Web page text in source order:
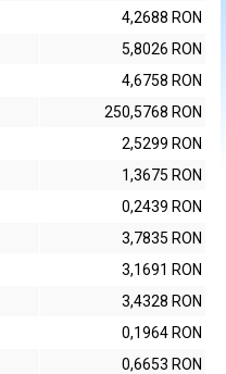
4,2688 RON
5,8026 RON
4,6758 RON
250,5768 RON
2,5299 RON
1,3675 RON
0,2439 RON
3,7835 RON
3,1691 RON
3,4328 RON
0,1964 RON
0,6653 RON